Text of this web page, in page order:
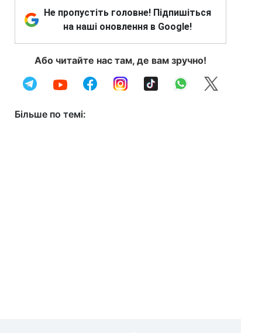
Не пропустіть головне! Підпишіться
на наші оновлення в Google!
Або читайте нас там, де вам зручно!
Більше по темі: